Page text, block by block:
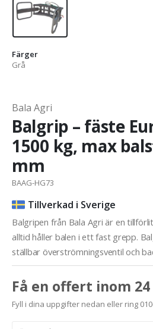
Färger
Grå
Bala Agri
Balgrip – fäste
1500 kg, max
mm
BAAG-HG73
Tillverkad i Sverige
Balgripen från Bala Agri är en
alltid håller balen i ett fast grepp.
ställbar överströmningsventil och
Få en offert inom
Fyll i dina uppgifter nedan eller ring